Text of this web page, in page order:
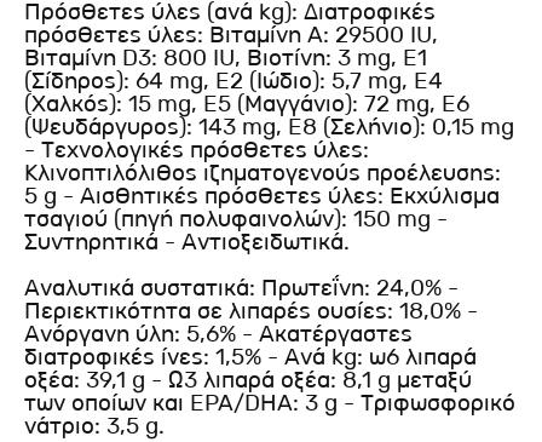
Πρόσθετες ύλες (ανά kg): Διατροφικές
πρόσθετες ύλες: Βιταμίνη A: 29500 IU,
Βιταμίνη D3: 800 IU, Βιοτίνη: 3 mg, E1
(Σίδηρος): 64 mg, E2 (Ιώδιο): 5,7 mg, E4
(Χαλκός): 15 mg, E5 (Μαγγάνιο): 72 mg, E6
(Ψευδάργυρος): 143 mg, E8 (Σελήνιο): 0,15 mg
- Τεχνολογικές πρόσθετες ύλες:
Κλινοπτιλόλιθος ιζηματογενούς προέλευσης:
5 g - Αισθητικές πρόσθετες ύλες: Εκχύλισμα
τσαγιού (πηγή πολυφαινολών): 150 mg -
Συντηρητικά - Αντιοξειδωτικά.
Αναλυτικά συστατικά: Πρωτεΐνη: 24,0% -
Περιεκτικότητα σε λιπαρές ουσίες: 18,0% -
Ανόργανη ύλη: 5,6% - Ακατέργαστες
διατροφικές ίνες: 1,5% - Ανά kg: ω6 λιπαρά
οξέα: 39,1 g - Ω3 λιπαρά οξέα: 8,1 g μεταξύ
των οποίων και EPA/DHA: 3 g - Τριφωσφορικό
νάτριο: 3,5 g.